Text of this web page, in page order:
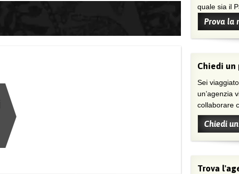
quale sia il
Prova la
Chiedi un
Sei viaggiatore/trice che non trova
un’agenzia
collaborare
Chiedi
Trova